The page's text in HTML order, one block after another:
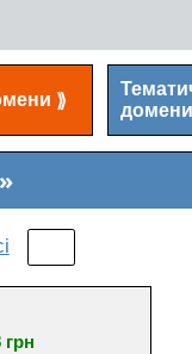
⟫
домени
грн